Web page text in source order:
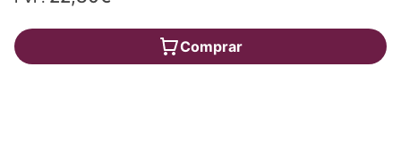
Comprar